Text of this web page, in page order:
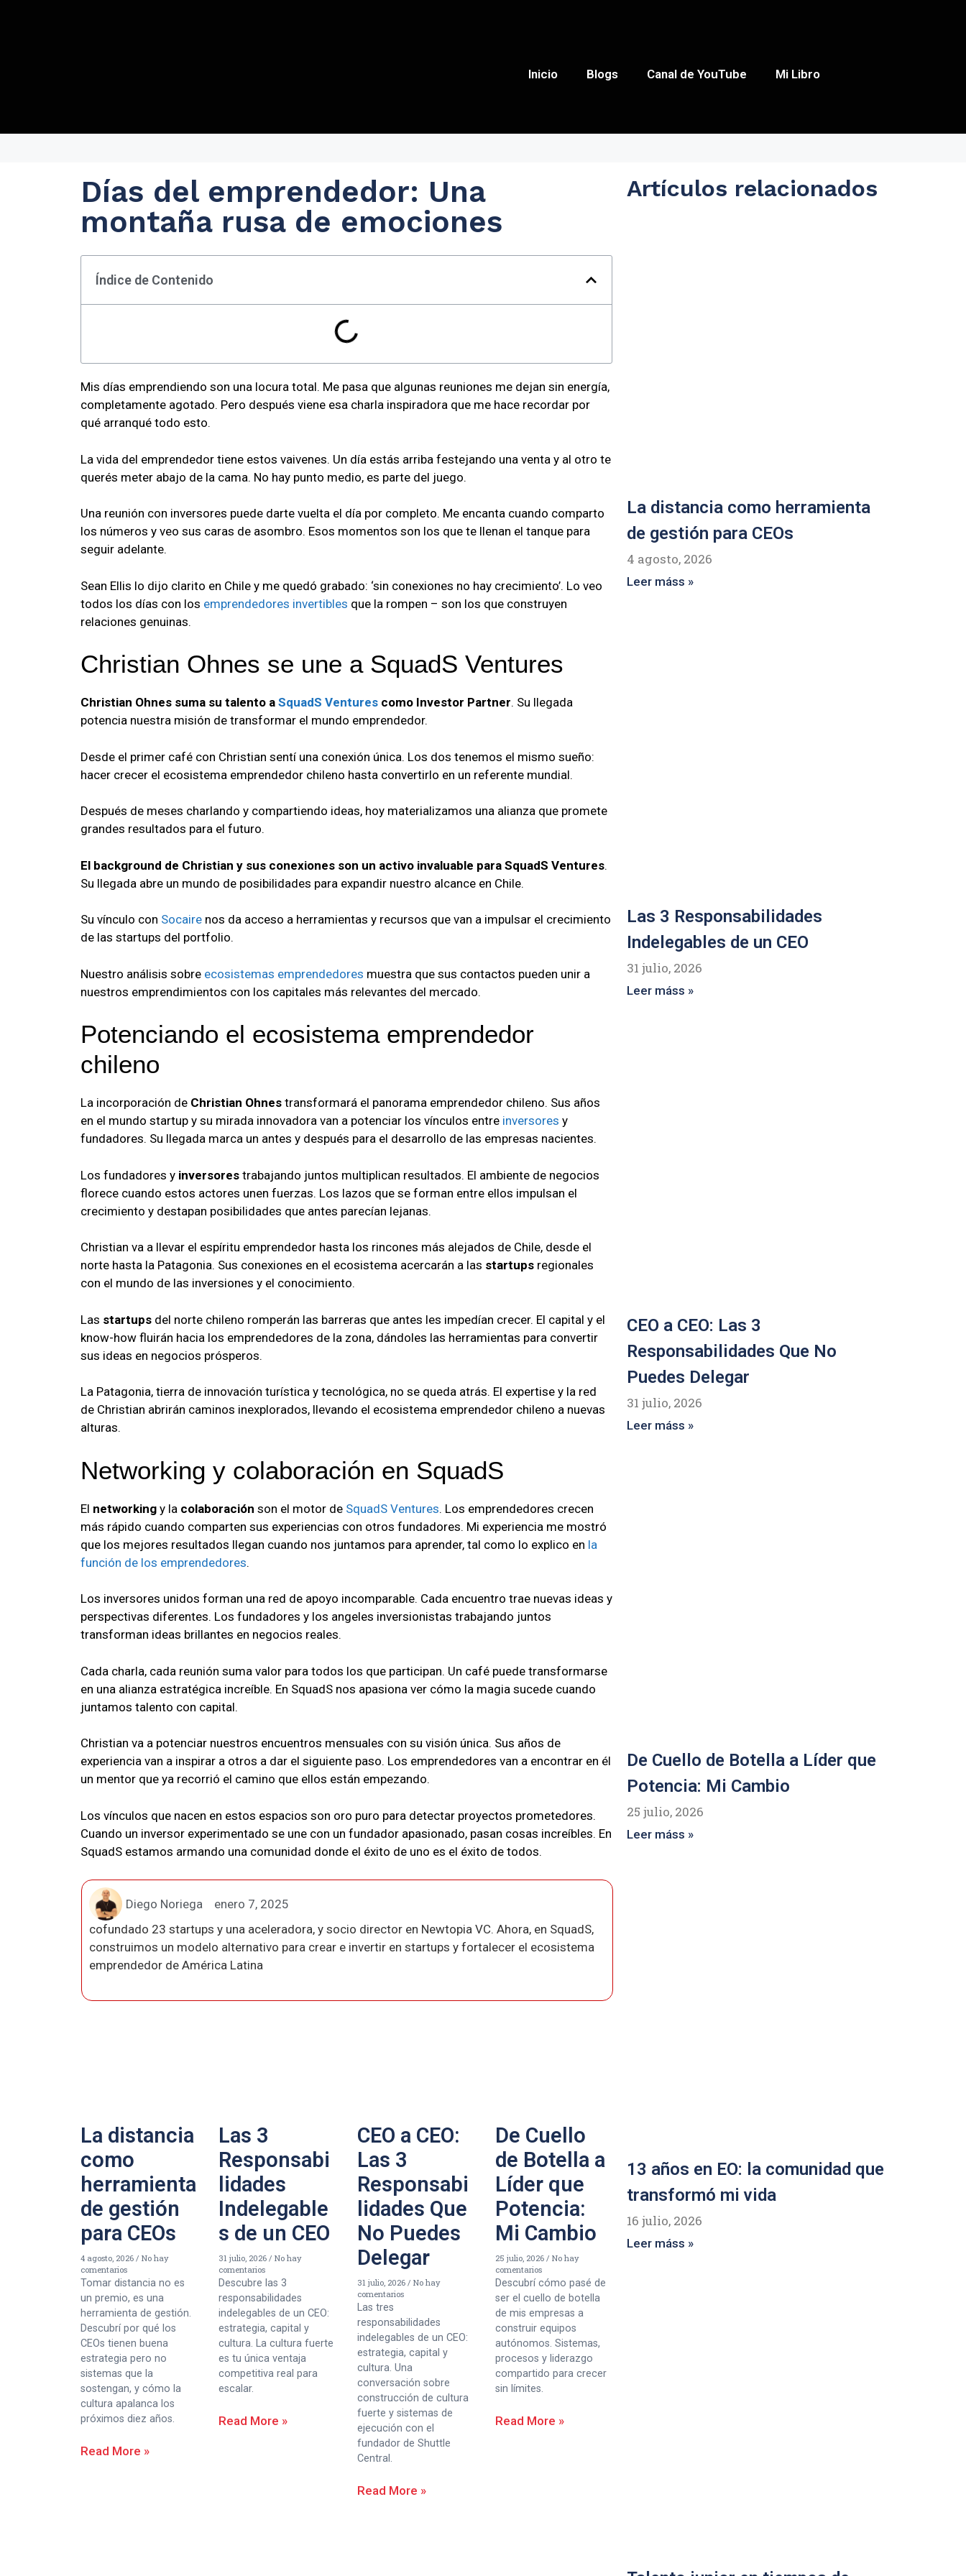
Inicio Blogs Canal de YouTube Mi Libro
Días del emprendedor: Una
montaña rusa de emociones
Índice de Contenido
Mis días emprendiendo son una locura total. Me pasa que algunas reuniones me dejan sin energía,
completamente agotado. Pero después viene esa charla inspiradora que me hace recordar por
qué arranqué todo esto.
La vida del emprendedor tiene estos vaivenes. Un día estás arriba festejando una venta y al otro te
querés meter abajo de la cama. No hay punto medio, es parte del juego.
Una reunión con inversores puede darte vuelta el día por completo. Me encanta cuando comparto
los números y veo sus caras de asombro. Esos momentos son los que te llenan el tanque para
seguir adelante.
Sean Ellis lo dijo clarito en Chile y me quedó grabado: ‘sin conexiones no hay crecimiento’. Lo veo
todos los días con los emprendedores invertibles que la rompen – son los que construyen
relaciones genuinas.
Christian Ohnes se une a SquadS Ventures
Christian Ohnes suma su talento a SquadS Ventures como Investor Partner. Su llegada
potencia nuestra misión de transformar el mundo emprendedor.
Desde el primer café con Christian sentí una conexión única. Los dos tenemos el mismo sueño:
hacer crecer el ecosistema emprendedor chileno hasta convertirlo en un referente mundial.
Después de meses charlando y compartiendo ideas, hoy materializamos una alianza que promete
grandes resultados para el futuro.
El background de Christian y sus conexiones son un activo invaluable para SquadS Ventures.
Su llegada abre un mundo de posibilidades para expandir nuestro alcance en Chile.
Su vínculo con Socaire nos da acceso a herramientas y recursos que van a impulsar el crecimiento
de las startups del portfolio.
Nuestro análisis sobre ecosistemas emprendedores muestra que sus contactos pueden unir a
nuestros emprendimientos con los capitales más relevantes del mercado.
Potenciando el ecosistema emprendedor
chileno
La incorporación de Christian Ohnes transformará el panorama emprendedor chileno. Sus años
en el mundo startup y su mirada innovadora van a potenciar los vínculos entre inversores y
fundadores. Su llegada marca un antes y después para el desarrollo de las empresas nacientes.
Los fundadores y inversores trabajando juntos multiplican resultados. El ambiente de negocios
florece cuando estos actores unen fuerzas. Los lazos que se forman entre ellos impulsan el
crecimiento y destapan posibilidades que antes parecían lejanas.
Christian va a llevar el espíritu emprendedor hasta los rincones más alejados de Chile, desde el
norte hasta la Patagonia. Sus conexiones en el ecosistema acercarán a las startups regionales
con el mundo de las inversiones y el conocimiento.
Las startups del norte chileno romperán las barreras que antes les impedían crecer. El capital y el
know-how fluirán hacia los emprendedores de la zona, dándoles las herramientas para convertir
sus ideas en negocios prósperos.
La Patagonia, tierra de innovación turística y tecnológica, no se queda atrás. El expertise y la red
de Christian abrirán caminos inexplorados, llevando el ecosistema emprendedor chileno a nuevas
alturas.
Networking y colaboración en SquadS
El networking y la colaboración son el motor de SquadS Ventures. Los emprendedores crecen
más rápido cuando comparten sus experiencias con otros fundadores. Mi experiencia me mostró
que los mejores resultados llegan cuando nos juntamos para aprender, tal como lo explico en la
función de los emprendedores.
Los inversores unidos forman una red de apoyo incomparable. Cada encuentro trae nuevas ideas y
perspectivas diferentes. Los fundadores y los angeles inversionistas trabajando juntos
transforman ideas brillantes en negocios reales.
Cada charla, cada reunión suma valor para todos los que participan. Un café puede transformarse
en una alianza estratégica increíble. En SquadS nos apasiona ver cómo la magia sucede cuando
juntamos talento con capital.
Christian va a potenciar nuestros encuentros mensuales con su visión única. Sus años de
experiencia van a inspirar a otros a dar el siguiente paso. Los emprendedores van a encontrar en él
un mentor que ya recorrió el camino que ellos están empezando.
Los vínculos que nacen en estos espacios son oro puro para detectar proyectos prometedores.
Cuando un inversor experimentado se une con un fundador apasionado, pasan cosas increíbles. En
SquadS estamos armando una comunidad donde el éxito de uno es el éxito de todos.
Diego Noriega
enero 7, 2025
cofundado 23 startups y una aceleradora, y socio director en Newtopia VC. Ahora, en SquadS,
construimos un modelo alternativo para crear e invertir en startups y fortalecer el ecosistema
emprendedor de América Latina
La distancia
como
herramienta
de gestión
para CEOs
4 agosto, 2026
No hay
comentarios
Tomar distancia no es
un premio, es una
herramienta de gestión.
Descubrí por qué los
CEOs tienen buena
estrategia pero no
sistemas que la
sostengan, y cómo la
cultura apalanca los
próximos diez años.
Read More »
Las 3
Responsabi
lidades
Indelegable
s de un CEO
31 julio, 2026 No hay
comentarios
Descubre las 3
responsabilidades
indelegables de un CEO:
estrategia, capital y
cultura. La cultura fuerte
es tu única ventaja
competitiva real para
escalar.
Read More »
CEO a CEO:
Las 3
Responsabi
lidades Que
No Puedes
Delegar
31 julio, 2026
No hay
comentarios
Las tres
responsabilidades
indelegables de un CEO:
estrategia, capital y
cultura. Una
conversación sobre
construcción de cultura
fuerte y sistemas de
ejecución con el
fundador de Shuttle
Central.
Read More »
De Cuello
de Botella a
Líder que
Potencia:
Mi Cambio
25 julio, 2026 No hay
comentarios
Descubrí cómo pasé de
ser el cuello de botella
de mis empresas a
construir equipos
autónomos. Sistemas,
procesos y liderazgo
compartido para crecer
sin límites.
Read More »
Artículos relacionados
La distancia como herramienta
de gestión para CEOs
4 agosto, 2026
Leer máss »
Las 3 Responsabilidades
Indelegables de un CEO
31 julio, 2026
Leer máss »
CEO a CEO: Las 3
Responsabilidades Que No
Puedes Delegar
31 julio, 2026
Leer máss »
De Cuello de Botella a Líder que
Potencia: Mi Cambio
25 julio, 2026
Leer máss »
13 años en EO: la comunidad que
transformó mi vida
16 julio, 2026
Leer máss »